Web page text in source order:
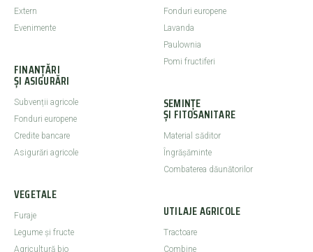
Extern
Evenimente
FINANȚĂRI
ȘI ASIGURĂRI
Subvenții agricole
Fonduri europene
Credite bancare
Asigurări agricole
VEGETALE
Furaje
Legume şi fructe
Agricultură bio
Fonduri europene
Lavanda
Paulownia
Pomi fructiferi
SEMINȚE
ȘI FITOSANITARE
Material săditor
Îngrășăminte
Combaterea dăunătorilor
UTILAJE AGRICOLE
Tractoare
Combine